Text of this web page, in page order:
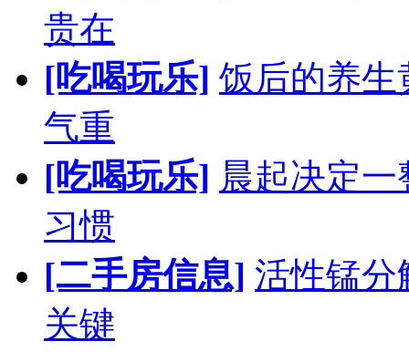
贵在
[吃喝玩乐] 饭后的养生
气重
[吃喝玩乐] 晨起决定
习惯
[二手房信息] 活性锰分
关键